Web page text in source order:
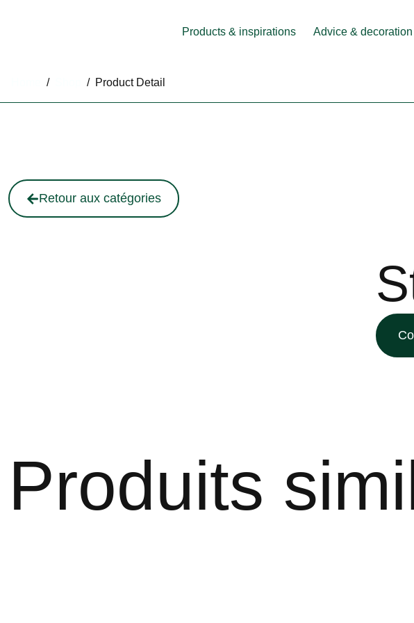
Products & inspirations Advice & decoration
/ / Product Detail
Retour aux catégories
Produits